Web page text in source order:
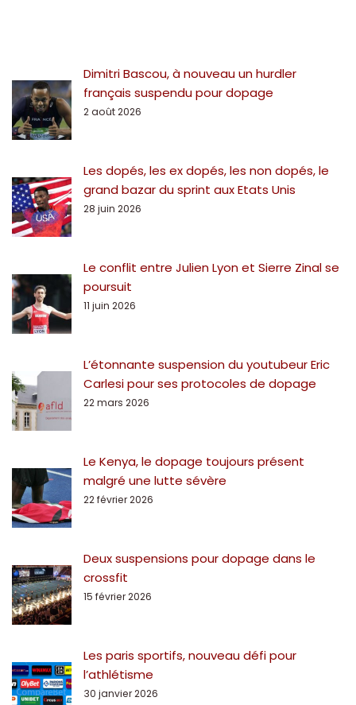
Dimitri Bascou, à nouveau un hurdler
français suspendu pour dopage
2 août 2026
Les dopés, les ex dopés, les non dopés, le
grand bazar du sprint aux Etats Unis
28 juin 2026
Le conflit entre Julien Lyon et Sierre Zinal se
poursuit
11 juin 2026
L’étonnante suspension du youtubeur Eric
Carlesi pour ses protocoles de dopage
22 mars 2026
Le Kenya, le dopage toujours présent
malgré une lutte sévère
22 février 2026
Deux suspensions pour dopage dans le
crossfit
15 février 2026
Les paris sportifs, nouveau défi pour
l’athlétisme
30 janvier 2026